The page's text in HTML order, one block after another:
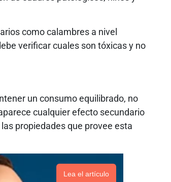
como calambres a nivel
verificar cuales son tóxicas y no
un consumo equilibrado, no
cualquier efecto secundario
propiedades que provee esta
Lea el artículo